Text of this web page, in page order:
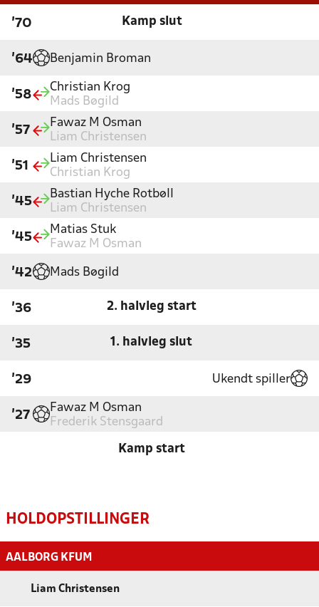
'70 Kamp slut
'64 Benjamin Broman
'58
Christian Krog
Mads Bøgild
'57
Fawaz M Osman
Liam Christensen
'51
Liam Christensen
Christian Krog
'45
Bastian Hyche Rotbøll
Liam Christensen
'45
Matias Stuk
Fawaz M Osman
'42 Mads Bøgild
'36 2. halvleg start
'35 1. halvleg slut
'29 Ukendt spiller
'27
Fawaz M Osman
Frederik Stensgaard
Kamp start
HOLDOPSTILLINGER
AALBORG KFUM
Liam Christensen